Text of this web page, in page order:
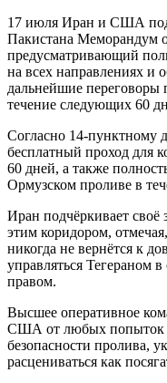
17 июля Иран и США
Пакистана
предусматривающий
на всех направлениях и
дальнейшие переговоры
течение следующих 60
Согласно 14‑пунктному
бесплатный проход для
60 дней, а также
Ормузском проливе в
Иран подчёркивает своё
этим коридором,
никогда не вернётся к
управляться Тегераном
правом.
Высшее оперативное
США от любых попыток
безопасности пролива,
расцениваться как